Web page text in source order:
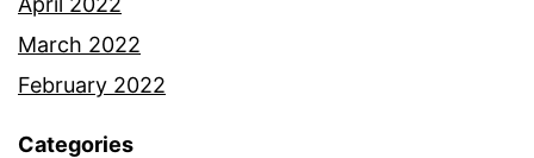
March 2022
February 2022
Categories